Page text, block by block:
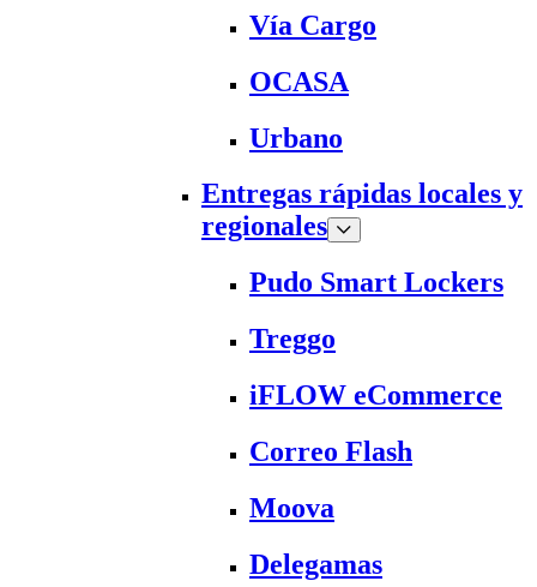
Vía Cargo
OCASA
Urbano
Entregas rápidas locales y
regionales
Pudo Smart Lockers
Treggo
iFLOW eCommerce
Correo Flash
Moova
Delegamas